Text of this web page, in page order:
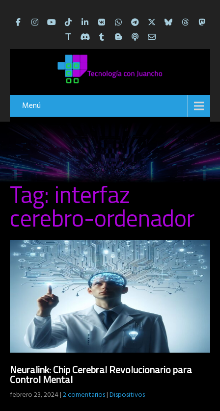
Menú
Tag: interfaz
cerebro-ordenador
Neuralink: Chip Cerebral Revolucionario para
Control Mental
febrero 23, 2024|2 comentarios|Dispositivos